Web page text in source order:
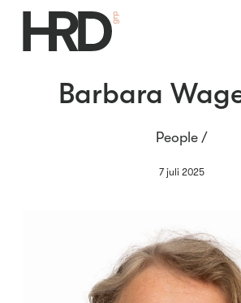
Barbara
People /
7 juli 2025